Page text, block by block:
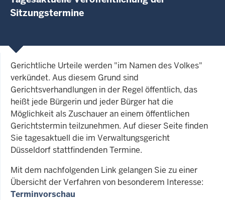
Sitzungstermine
Gerichtliche Urteile werden "im Namen des Volkes"
verkündet. Aus diesem Grund sind
Gerichtsverhandlungen in der Regel öffentlich, das
heißt jede Bürgerin und jeder Bürger hat die
Möglichkeit als Zuschauer an einem öffentlichen
Gerichtstermin teilzunehmen. Auf dieser Seite finden
Sie tagesaktuell die im Verwaltungsgericht
Düsseldorf stattfindenden Termine.
Mit dem nachfolgenden Link gelangen Sie zu einer
Übersicht der Verfahren von besonderem Interesse:
Terminvorschau